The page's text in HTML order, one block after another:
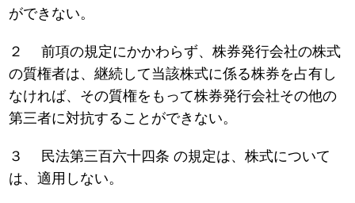
ができない。
２ 前項の規定にかかわらず、株券発行会社の株式
の質権者は、継続して当該株式に係る株券を占有し
なければ、その質権をもって株券発行会社その他の
第三者に対抗することができない。
３ 民法第三百六十四条 の規定は、株式について
は、適用しない。